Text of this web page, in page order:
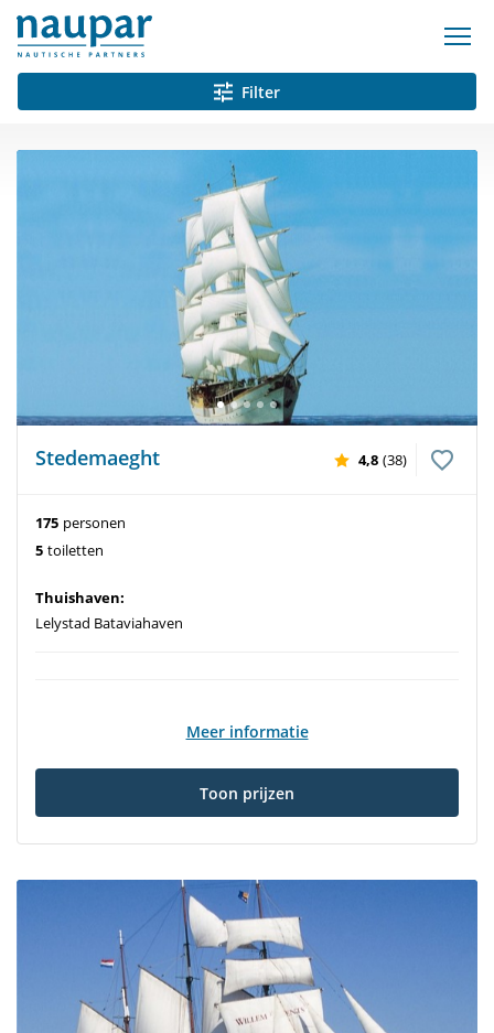
Filter
Stedemaeght 4,8 (38)
175 personen
5 toiletten
Thuishaven:
Lelystad Bataviahaven
Meer informatie
Toon prijzen